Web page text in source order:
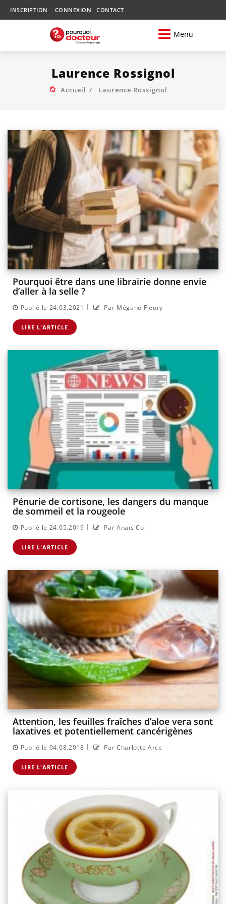
INSCRIPTION CONNEXION CONTACT
Menu
Laurence Rossignol
Accueil Laurence Rossignol
Pourquoi être dans une librairie donne envie
d’aller à la selle ?
Publié le 24.03.2021 | Par Mégane Fleury
LIRE L'ARTICLE
Pénurie de cortisone, les dangers du manque
de sommeil et la rougeole
Publié le 24.05.2019 | Par Anaïs Col
LIRE L'ARTICLE
Attention, les feuilles fraîches d’aloe vera sont
laxatives et potentiellement cancérigènes
Publié le 04.08.2018 | Par Charlotte Arce
LIRE L'ARTICLE